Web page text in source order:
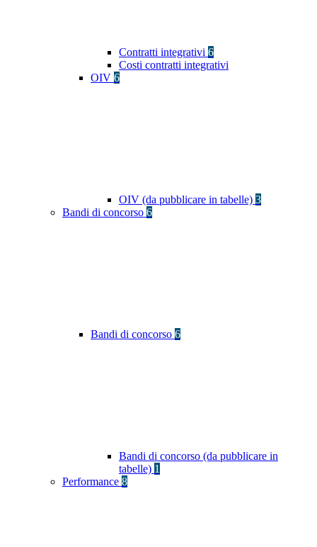
Contratti integrativi 6
Costi contratti integrativi
OIV 6
OIV (da pubblicare in tabelle) 3
Bandi di concorso 6
Bandi di concorso 6
Bandi di concorso (da pubblicare in
tabelle) 1
Performance 8